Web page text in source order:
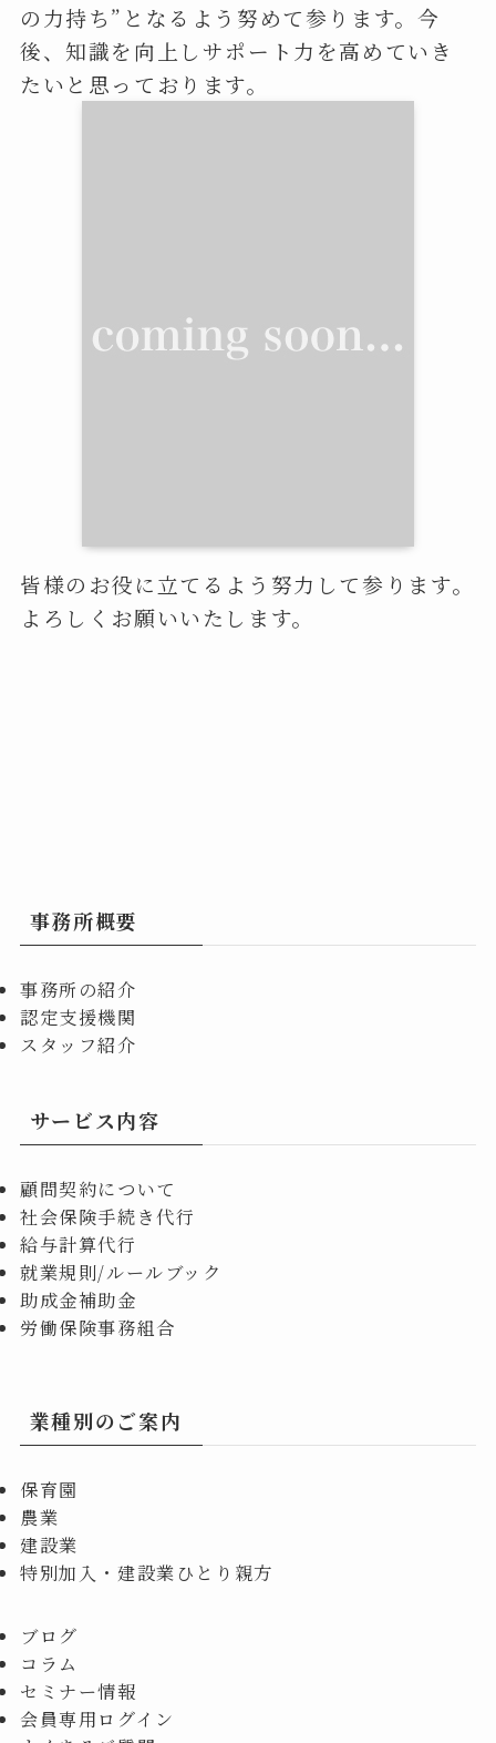
の力持ち”となるよう努めて参ります。今
後、知識を向上しサポート力を高めていき
たいと思っております。
皆様のお役に立てるよう努力して参ります。
よろしくお願いいたします。
事務所概要
事務所の紹介
認定支援機関
スタッフ紹介
サービス内容
顧問契約について
社会保険手続き代行
給与計算代行
就業規則/ルールブック
助成金補助金
労働保険事務組合
業種別のご案内
保育園
農業
建設業
特別加入・建設業ひとり親方
ブログ
コラム
セミナー情報
会員専用ログイン